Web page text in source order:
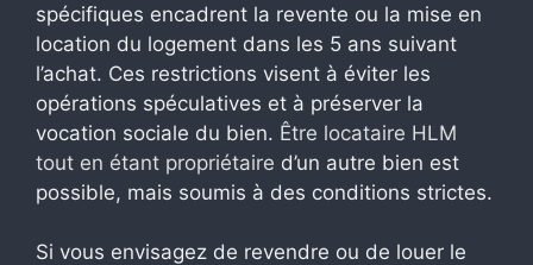
spécifiques encadrent la revente ou la mise en
location du logement dans les 5 ans suivant
l’achat. Ces restrictions visent à éviter les
opérations spéculatives et à préserver la
vocation sociale du bien. Être locataire HLM
tout en étant propriétaire d’un autre bien est
possible, mais soumis à des conditions strictes.
Si vous envisagez de revendre ou de louer le